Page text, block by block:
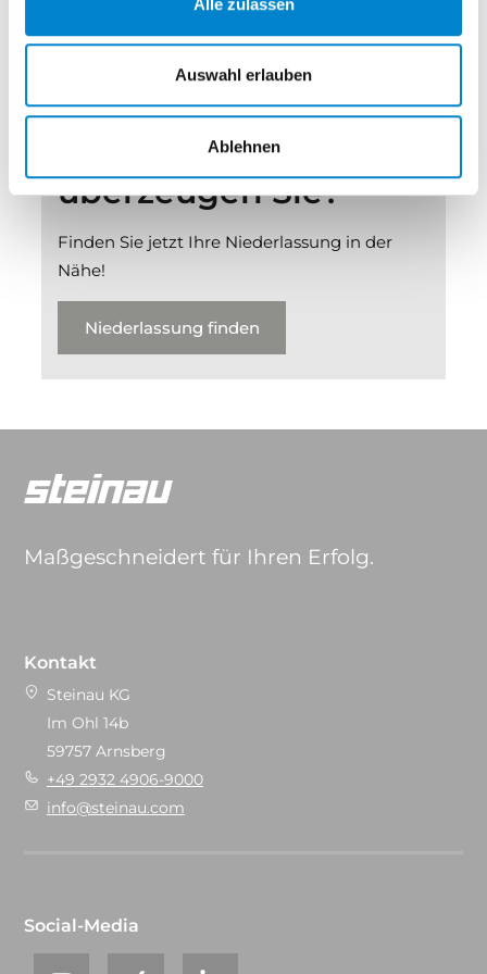
Auswahl erlauben
Ablehnen
Unsere Produkte
überzeugen Sie?
Finden Sie jetzt Ihre Niederlassung in der
Nähe!
Niederlassung finden
Maßgeschneidert für Ihren Erfolg.
Kontakt
Steinau KG
Im Ohl 14b
59757 Arnsberg
+49 2932 4906-9000
info@steinau.com
Social-Media